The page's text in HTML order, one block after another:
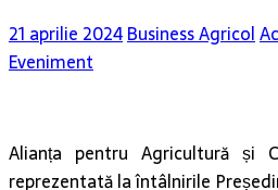
21 aprilie 2024Business Agricol
Eveniment
Alianța pentru Agricultură și
reprezentată la întâlnirile